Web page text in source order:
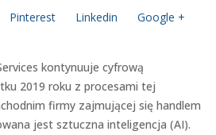
Pinterest Linkedin
Google +
kontynuuje cyfrową
2019 roku z procesami tej
firmy zajmującej się handlem
jest sztuczna inteligencja (AI).